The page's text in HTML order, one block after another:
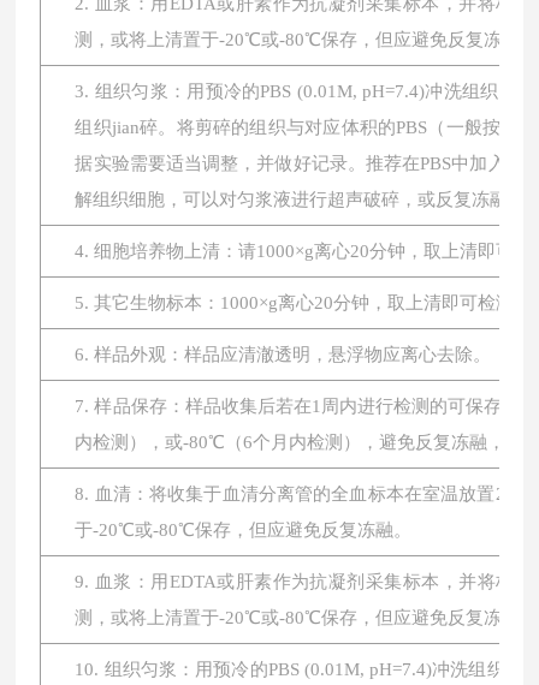
测，或将上清置于-20℃或-80℃保存，但应避免反复冻融。
3. 组织匀浆：用预冷的PBS (0.01M, pH=7.4)冲洗组织，
组织jian碎。将剪碎的组织与对应体积的PBS（一般按
据实验需要适当调整，并做好记录。推荐在PBS中加入
解组织细胞，可以对匀浆液进行超声破碎，或反复冻融。
4. 细胞培养物上清：请1000×g离心20分钟，取上清即可
5. 其它生物标本：1000×g离心20分钟，取上清即可检测。
6. 样品外观：样品应清澈透明，悬浮物应离心去除。
7. 样品保存：样品收集后若在1周内进行检测的可保存
内检测），或-80℃（6个月内检测），避免反复冻融，标
8. 血清：将收集于血清分离管的全血标本在室温放置2小
于-20℃或-80℃保存，但应避免反复冻融。
9. 血浆：用EDTA或肝素作为抗凝剂采集标本，并将标
测，或将上清置于-20℃或-80℃保存，但应避免反复冻融。
10. 组织匀浆：用预冷的PBS (0.01M, pH=7.4)冲洗组织